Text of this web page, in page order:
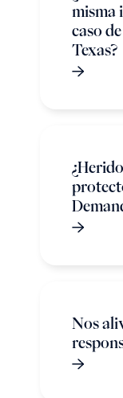
misma
caso
Texas?
Nos